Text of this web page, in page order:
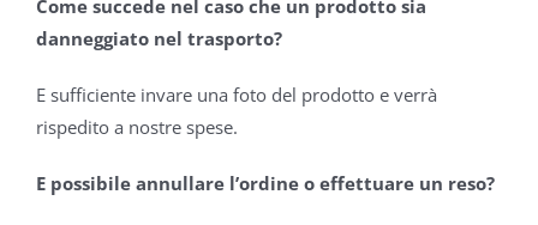
Come succede nel caso che un prodotto sia
danneggiato nel trasporto?
E sufficiente invare una foto del prodotto e verrà
rispedito a nostre spese.
E possibile annullare l’ordine o effettuare un reso?